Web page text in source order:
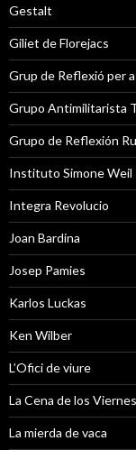
Gestalt
Giliet de Florejacs
Grup de Reflexió per
Grupo Antimilitarista
Grupo de Reflexión
Instituto Simone Weil
Integra Revolucio
Joan Bardina
Josep Pamies
Karlos Luckas
Ken Wilber
L’Ofici de viure
La Cena de los Viernes
La mierda de vaca